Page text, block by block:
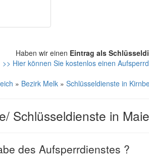
Haben wir einen Eintrag als
>> Hier können Sie kostenlos einen
» Bezirk Melk » Schlüsseldienste in
Schlüsseldienste in
des Aufsperrdienstes ?